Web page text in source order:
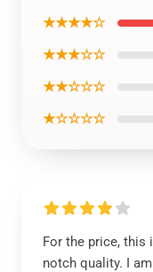
★★★★☆
★★★☆☆
★★☆☆☆
★☆☆☆☆
For the price, this
notch quality. I